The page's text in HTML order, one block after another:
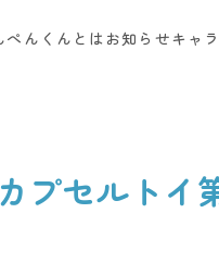
ぺんくんとは お知らせキャ
プセルトイ